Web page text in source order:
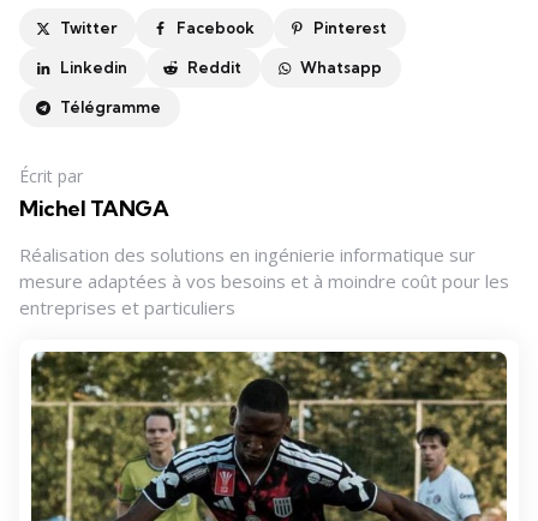
Twitter Facebook Pinterest
Linkedin Reddit Whatsapp
Télégramme
Écrit par
Michel TANGA
Réalisation des solutions en ingénierie informatique sur
mesure adaptées à vos besoins et à moindre coût pour les
entreprises et particuliers